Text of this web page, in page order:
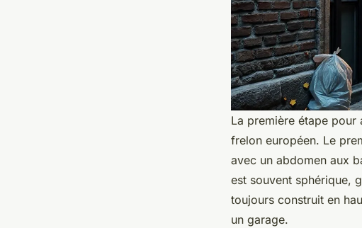
La première étape
frelon européen. Le
avec un abdomen aux
est souvent sphérique,
toujours construit en
un garage.